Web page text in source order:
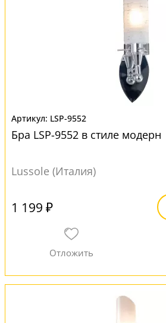
LSP-9552
Бра LSP-9552 в стиле модерн
Lussole (Италия)
1 199 ₽